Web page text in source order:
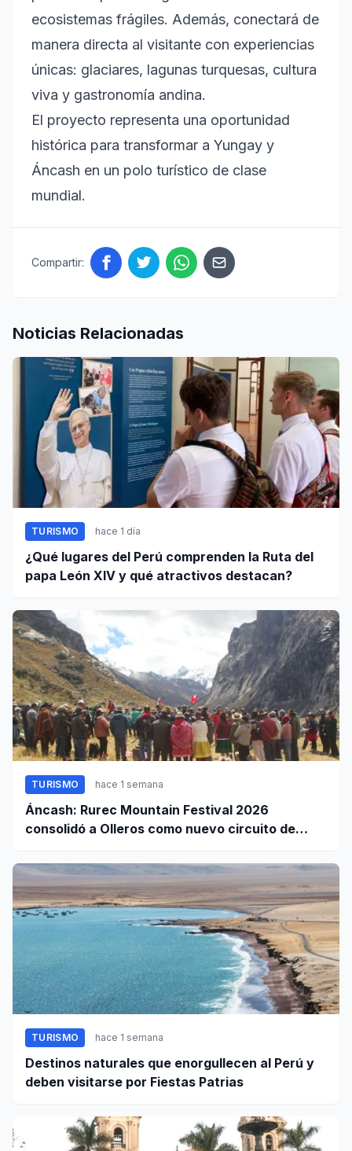
ecosistemas frágiles. Además, conectará de
manera directa al visitante con experiencias
únicas: glaciares, lagunas turquesas, cultura
viva y gastronomía andina.
El proyecto representa una oportunidad
histórica para transformar a Yungay y
Áncash en un polo turístico de clase
mundial.
Compartir:
Noticias Relacionadas
TURISMO hace 1 día
¿Qué lugares del Perú comprenden la Ruta del
papa León XIV y qué atractivos destacan?
TURISMO hace 1 semana
Áncash: Rurec Mountain Festival 2026
consolidó a Olleros como nuevo circuito de
TURISMO hace 1 semana
Destinos naturales que enorgullecen al Perú y
deben visitarse por Fiestas Patrias